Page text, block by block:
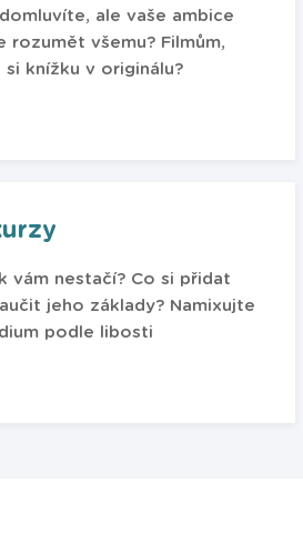
ale vaše ambice
rozumět všemu? Filmům,
knížku v originálu?
vám nestačí? Co si přidat
jeho základy? Namixujte
podle libosti